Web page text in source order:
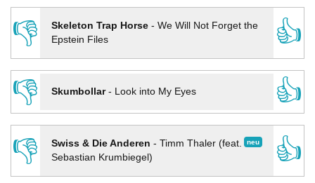
👎
Skeleton Trap Horse- We Will Not Forget the
Epstein Files
👍
👎
Skumbollar- Look into My Eyes
👍
👎
neu
Swiss & Die Anderen - Timm Thaler (feat.
Sebastian Krumbiegel)
👍